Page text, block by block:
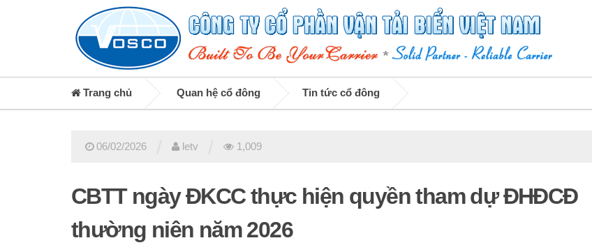
Trang chủ Quan hệ cổ đông Tin tức cổ đông
06/02/2026 letv 1,009
CBTT ngày ĐKCC thực hiện quyền tham dự ĐHĐCĐ
thường niên năm 2026